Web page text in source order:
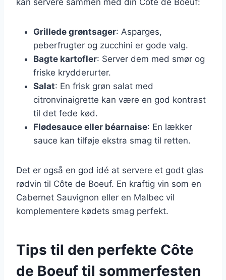
Grillede grøntsager: Asparges,
peberfrugter og zucchini er gode valg.
Bagte kartofler: Server dem med smør og
friske krydderurter.
Salat: En frisk grøn salat med
citronvinaigrette kan være en god kontrast
til det fede kød.
Flødesauce eller béarnaise: En lækker
sauce kan tilføje ekstra smag til retten.
Det er også en god idé at servere et godt glas
rødvin til Côte de Boeuf. En kraftig vin som en
Cabernet Sauvignon eller en Malbec vil
komplementere kødets smag perfekt.
Tips til den perfekte Côte
de Boeuf til sommerfesten